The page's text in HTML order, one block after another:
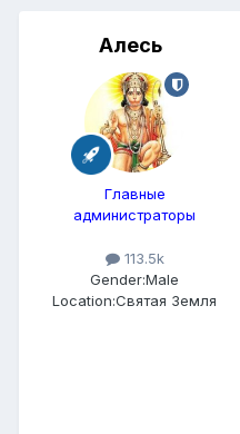
Алесь
Главные
администраторы
113.5k
Gender:Male
Location:Святая Земля